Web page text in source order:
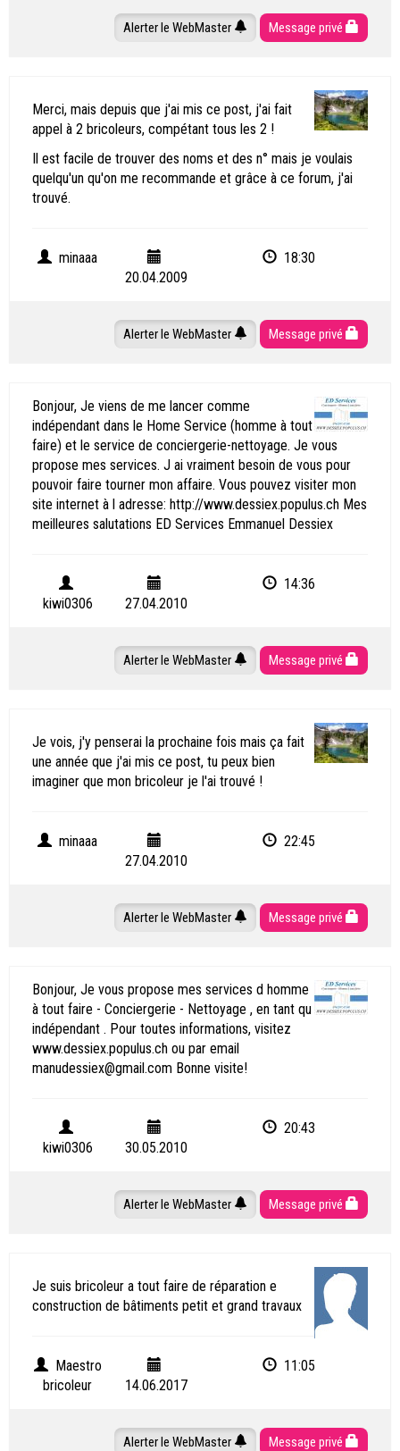
Alerter le WebMaster Message privé
Merci, mais depuis que j'ai mis ce post, j'ai fait
appel à 2 bricoleurs, compétant tous les 2 !
Il est facile de trouver des noms et des n° mais je voulais
quelqu'un qu'on me recommande et grâce à ce forum, j'ai
trouvé.
minaaa
20.04.2009
18:30
Alerter le WebMaster Message privé
Bonjour, Je viens de me lancer comme
indépendant dans le Home Service (homme à tout
faire) et le service de conciergerie-nettoyage. Je vous
propose mes services. J ai vraiment besoin de vous pour
pouvoir faire tourner mon affaire. Vous pouvez visiter mon
site internet à l adresse: http://www.dessiex.populus.ch Mes
meilleures salutations ED Services Emmanuel Dessiex
kiwi0306 27.04.2010
14:36
Alerter le WebMaster Message privé
Je vois, j'y penserai la prochaine fois mais ça fait
une année que j'ai mis ce post, tu peux bien
imaginer que mon bricoleur je l'ai trouvé !
minaaa
27.04.2010
22:45
Alerter le WebMaster Message privé
Bonjour, Je vous propose mes services d homme
à tout faire - Conciergerie - Nettoyage , en tant qu
indépendant . Pour toutes informations, visitez
www.dessiex.populus.ch ou par email
manudessiex@gmail.com Bonne visite!
kiwi0306 30.05.2010
20:43
Alerter le WebMaster Message privé
Je suis bricoleur a tout faire de réparation e
construction de bâtiments petit et grand travaux
Maestro
bricoleur
14.06.2017
11:05
Alerter le WebMaster Message privé